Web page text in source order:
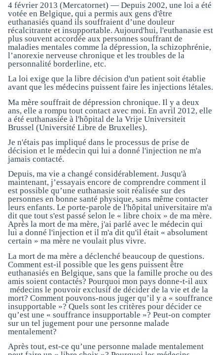
4 février 2013 (Mercatornet) — Depuis 2002, une loi a été
votée en Belgique, qui a permis aux gens d'être
euthanasiés quand ils souffraient d’une douleur
récalcitrante et insupportable. Aujourd'hui, l'euthanasie est
plus souvent accordée aux personnes souffrant de
maladies mentales comme la dépression, la schizophrénie,
l’anorexie nerveuse chronique et les troubles de la
personnalité borderline, etc.
La loi exige que la libre décision d'un patient soit établie
avant que les médecins puissent faire les injections létales.
Ma mère souffrait de dépression chronique. Il y a deux
ans, elle a rompu tout contact avec moi. En avril 2012, elle
a été euthanasiée à l'hôpital de la Vrije Universiteit
Brussel (Université Libre de Bruxelles).
Je n'étais pas impliqué dans le processus de prise de
décision et le médecin qui lui a donné l'injection ne m'a
jamais contacté.
Depuis, ma vie a changé considérablement. Jusqu'à
maintenant, j’essayais encore de comprendre comment il
est possible qu’une euthanasie soit réalisée sur des
personnes en bonne santé physique, sans même contacter
leurs enfants. Le porte-parole de l'hôpital universitaire m'a
dit que tout s'est passé selon le « libre choix » de ma mère.
Après la mort de ma mère, j'ai parlé avec le médecin qui
lui a donné l'injection et il m'a dit qu'il était « absolument
certain » ma mère ne voulait plus vivre.
La mort de ma mère a déclenché beaucoup de questions.
Comment est-il possible que les gens puissent être
euthanasiés en Belgique, sans que la famille proche ou des
amis soient contactés? Pourquoi mon pays donne-t-il aux
médecins le pouvoir exclusif de décider de la vie et de la
mort? Comment pouvons-nous juger qu’il y a « souffrance
insupportable »? Quels sont les critères pour décider ce
qu’est une « souffrance insupportable »? Peut-on compter
sur un tel jugement pour une personne malade
mentalement?
Après tout, est-ce qu’une personne malade mentalement